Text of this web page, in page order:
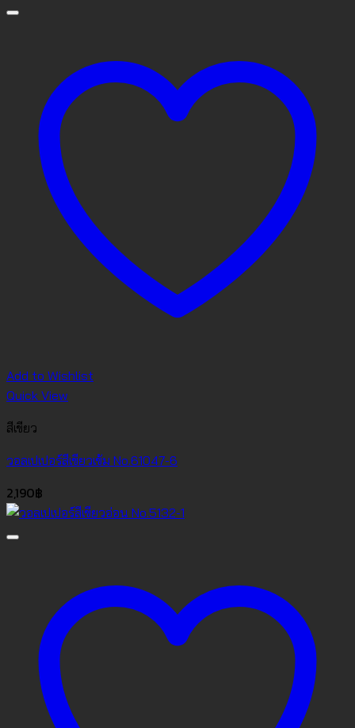
Add to Wishlist
Quick View
สีเขียว
วอลเปเปอร์สีเขียวเข้ม No.61047-6
2,190฿